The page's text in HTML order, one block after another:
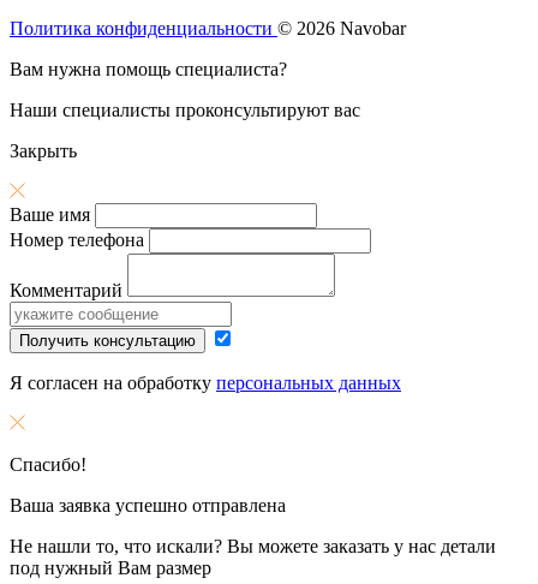
Политика конфиденциальности © 2026 Navobar
Вам нужна помощь специалиста?
Наши специалисты проконсультируют вас
Закрыть
Ваше имя
Номер телефона
Комментарий
Получить консультацию
Я согласен на обработку персональных данных
Спасибо!
Ваша заявка успешно отправлена
Не нашли то, что искали? Вы можете заказать у нас детали
под нужный Вам размер